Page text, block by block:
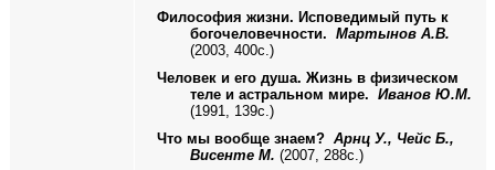
Философия жизни. Исповедимый путь к
богочеловечности. Мартынов А.В.
(2003, 400с.)
Человек и его душа. Жизнь в физическом
теле и астральном мире. Иванов Ю.М.
(1991, 139с.)
Что мы вообще знаем? Арнц У., Чейс Б.,
Висенте М. (2007, 288с.)